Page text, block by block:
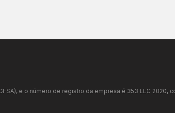
e o número de registro da empresa é 353 LLC 2020,